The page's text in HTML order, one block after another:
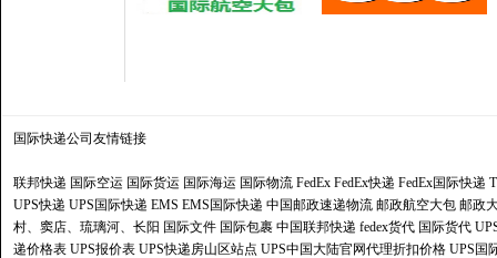
国际快递公司 友情链接
联邦快递 国际空运 国际货运 国际海运 国际物流 FedEx FedEx快递 FedEx国际快递
UPS快递 UPS国际快递 EMS EMS国际快递 中国邮政速递物流 邮政航空大包 邮政
村、窦店、琉璃河、长阳 国际文件 国际包裹 中国联邦快递 fedex货代 国际货代
递价格表 UPS报价表 UPS快递房山区站点 UPS中国大陆官网代理折扣价格 UPS国